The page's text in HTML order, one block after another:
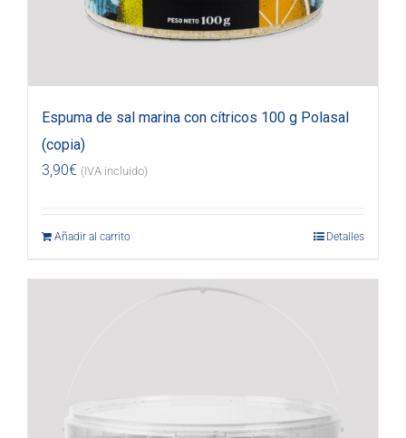
Espuma de sal marina con cítricos 100 g Polasal
(copia)
3,90€ (IVA incluido)
Añadir al carrito Detalles